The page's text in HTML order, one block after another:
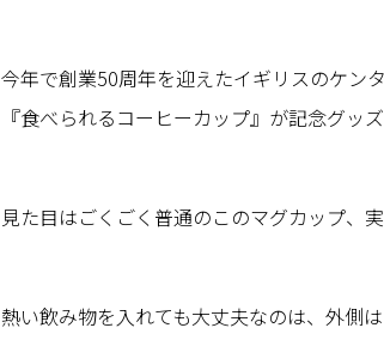
今年で創業50周年を迎えたイギリスのケン
『食べられるコーヒーカップ』が記念グッ
見た目はごくごく普通のこのマグカップ、
熱い飲み物を入れても大丈夫なのは、外側